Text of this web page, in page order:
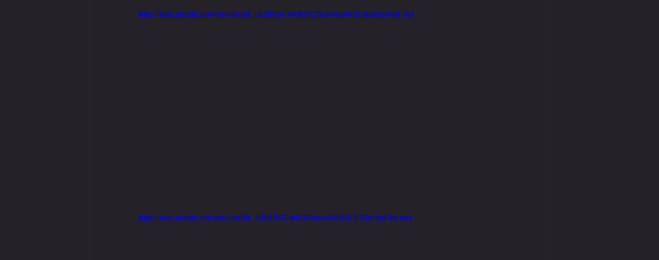
https://video.wixstatic.com/video/8ecbbb_c3c3f982671045829c2f5e8dee54d7d2/360p/mp4/file.mp4
https://video.wixstatic.com/video/8ecbbb_5cf9fd7b507a402a99a1eed4d5516f70/360p/mp4/file.mp4